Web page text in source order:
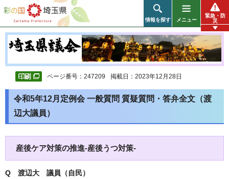
彩の国 埼玉県
情報を探す メニュー
緊急・防
災
ページ番号：247209 掲載日：2023年12月28日
令和5年12月定例会 一般質問 質疑質問・答弁全文（渡
辺大議員）
産後ケア対策の推進-産後うつ対策-
Q 渡辺大 議員（自民）